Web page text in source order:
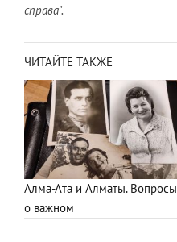
справа".
ЧИТАЙТЕ ТАКЖЕ
Алма-Ата и Алматы. Вопросы
о важном